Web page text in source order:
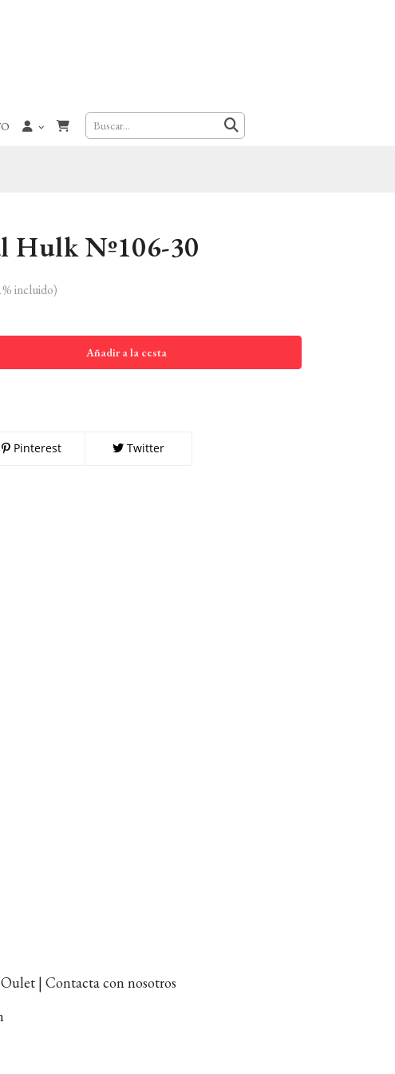
Hulk Nº106-30
incluido)
Añadir a la cesta
Pinterest Twitter
| Contacta con nosotros